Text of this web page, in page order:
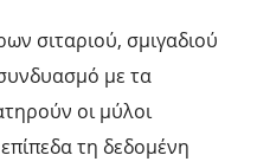
σιταριού, σμιγαδιού
με τα
οι μύλοι
τη δεδομένη